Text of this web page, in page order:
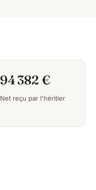
94 382 €
Net reçu par l'héritier